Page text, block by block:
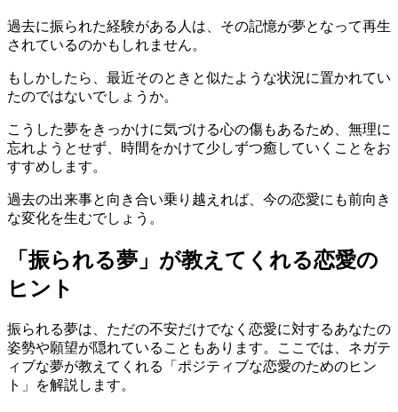
過去に振られた経験がある人は、その記憶が夢となって再生
されているのかもしれません。
もしかしたら、最近そのときと似たような状況に置かれてい
たのではないでしょうか。
こうした夢をきっかけに気づける心の傷もあるため、無理に
忘れようとせず、時間をかけて少しずつ癒していくことをお
すすめします。
過去の出来事と向き合い乗り越えれば、今の恋愛にも前向き
な変化を生むでしょう。
「振られる夢」が教えてくれる恋愛の
ヒント
振られる夢は、ただの不安だけでなく恋愛に対するあなたの
姿勢や願望が隠れていることもあります。ここでは、ネガテ
ィブな夢が教えてくれる「ポジティブな恋愛のためのヒン
ト」を解説します。